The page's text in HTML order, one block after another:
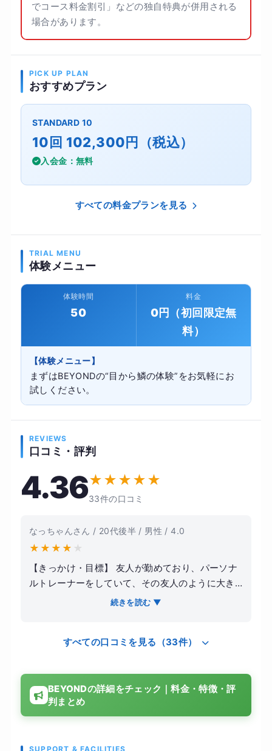
でコース料金割引」などの独自特典が併用される
場合があります。
PICK UP PLAN
おすすめプラン
STANDARD 10
10回 102,300円（税込）
入会金：無料
すべての料金プランを見る
TRIAL MENU
体験メニュー
体験時間
50
料金
0円（初回限定無
料）
【体験メニュー】
まずはBEYONDの“目から鱗の体験”をお気軽にお
試しください。
REVIEWS
口コミ・評判
4.36★★★★★
33件の口コミ
なっちゃんさん / 20代後半 / 男性 / 4.0
★ ★ ★ ★ ★
【きっかけ・目標】 友人が勤めており、パーソナ
ルトレーナーをしていて、その友人のように大き
くなりたかったから。 【感想】 トレーニングの内
にかなりの重点を置いて、トレーニングのメニュ
活の部分の相談も気軽に聞いていただいて良かっ
た。 【結果・変化】 トレーニングの成果として、
前よりも重い重量を持ち上げられたり、一回のセ
ットでの追い込み方など、前の自分ではできなか
続きを読む ▼
すべての口コミを見る（33件）
BEYONDの詳細をチェック｜料金・特徴・評
判まとめ
SUPPORT & FACILITIES